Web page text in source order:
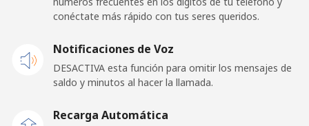
conéctate más rápido con tus seres queridos.
Notificaciones de Voz
DESACTIVA esta función para omitir los mensajes de
saldo y minutos al hacer la llamada.
Recarga Automática